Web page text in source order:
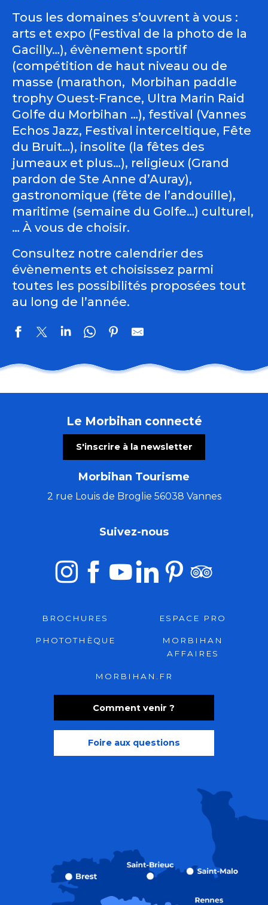
Tous les domaines s’ouvrent à vous :
arts et expo (Festival de la photo de la
Gacilly…), évènement sportif
(compétition de haut niveau ou de
masse (marathon, Morbihan paddle
trophy Ouest-France, Ultra Marin Raid
Golfe du Morbihan …), festival (Vannes
Echos Jazz, Festival interceltique, Fête
du Bruit…), insolite (la fêtes des
jumeaux et plus…), religieux (Grand
pardon de Ste Anne d’Auray),
gastronomique (fête de l’andouille),
maritime (semaine du Golfe…) culturel,
… À vous de choisir.
Consultez notre calendrier des
évènements et choisissez parmi
toutes les possibilités proposées tout
au long de l’année.
Les Incontournables : Port-en-Dro et son yacht-club
Exposition-vente d'artisanat malgache
La mère parfaite n'existe pas...et heureusement!
Entre ciel et dunes : sortie ornithologique à Etel
Concert de Lawena - harpe et chants
À la rencontre du Pape Prevost
L'orgue s'invite au marché
Le Morbihan connecté
S'inscrire à la newsletter
Morbihan Tourisme
2 rue Louis de Broglie 56038 Vannes
Comment venir ?
Foire aux questions
Suivez-nous
BROCHURES ESPACE PRO
PHOTOTHÈQUE
MORBIHAN
AFFAIRES
MORBIHAN.FR